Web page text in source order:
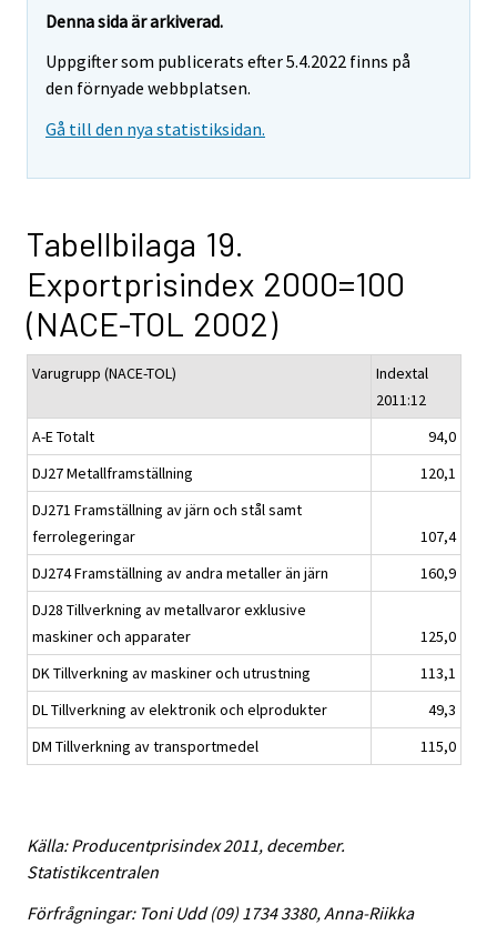
Denna sida är arkiverad.
Uppgifter som publicerats efter 5.4.2022 finns på
den förnyade webbplatsen.
Gå till den nya statistiksidan.
Tabellbilaga 19.
Exportprisindex 2000=100
(NACE-TOL 2002)
Varugrupp (NACE-TOL)
Indextal
2011:12
A-E Totalt
94,0
DJ27 Metallframställning
120,1
DJ271 Framställning av järn och stål samt
ferrolegeringar
107,4
DJ274 Framställning av andra metaller än järn
160,9
DJ28 Tillverkning av metallvaror exklusive
maskiner och apparater
125,0
DK Tillverkning av maskiner och utrustning
113,1
DL Tillverkning av elektronik och elprodukter
49,3
DM Tillverkning av transportmedel
115,0
Källa: Producentprisindex 2011, december.
Statistikcentralen
Förfrågningar: Toni Udd (09) 1734 3380, Anna-Riikka